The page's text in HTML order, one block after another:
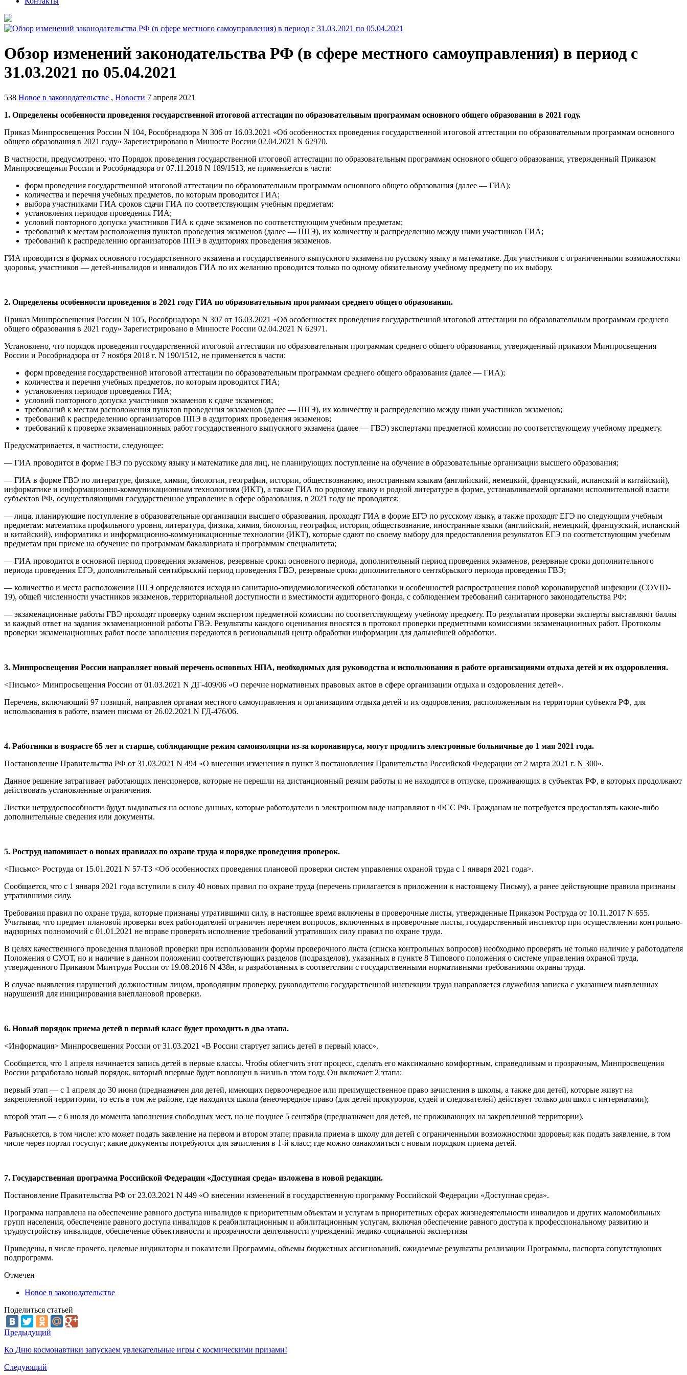
Обзор изменений законодательства РФ (в сфере местного самоуправления) в период с
31.03.2021 по 05.04.2021
538 Новое в законодательстве , Новости 7 апреля 2021
1. Определены особенности проведения государственной итоговой аттестации по образовательным программам основного общего образования в 2021 году.
Приказ Минпросвещения России N 104, Рособрнадзора N 306 от 16.03.2021 «Об особенностях проведения государственной итоговой аттестации по образовательным программам основного
общего образования в 2021 году» Зарегистрировано в Минюсте России 02.04.2021 N 62970.
В частности, предусмотрено, что Порядок проведения государственной итоговой аттестации по образовательным программам основного общего образования, утвержденный Приказом
Минпросвещения России и Рособрнадзора от 07.11.2018 N 189/1513, не применяется в части:
форм проведения государственной итоговой аттестации по образовательным программам основного общего образования (далее — ГИА);
количества и перечня учебных предметов, по которым проводится ГИА;
выбора участниками ГИА сроков сдачи ГИА по соответствующим учебным предметам;
установления периодов проведения ГИА;
условий повторного допуска участников ГИА к сдаче экзаменов по соответствующим учебным предметам;
требований к местам расположения пунктов проведения экзаменов (далее — ППЭ), их количеству и распределению между ними участников ГИА;
требований к распределению организаторов ППЭ в аудиториях проведения экзаменов.
ГИА проводится в формах основного государственного экзамена и государственного выпускного экзамена по русскому языку и математике. Для участников с ограниченными возможностями
здоровья, участников — детей-инвалидов и инвалидов ГИА по их желанию проводится только по одному обязательному учебному предмету по их выбору.
2. Определены особенности проведения в 2021 году ГИА по образовательным программам среднего общего образования.
Приказ Минпросвещения России N 105, Рособрнадзора N 307 от 16.03.2021 «Об особенностях проведения государственной итоговой аттестации по образовательным программам среднего
общего образования в 2021 году» Зарегистрировано в Минюсте России 02.04.2021 N 62971.
Установлено, что порядок проведения государственной итоговой аттестации по образовательным программам среднего общего образования, утвержденный приказом Минпросвещения
России и Рособрнадзора от 7 ноября 2018 г. N 190/1512, не применяется в части:
форм проведения государственной итоговой аттестации по образовательным программам среднего общего образования (далее — ГИА);
количества и перечня учебных предметов, по которым проводится ГИА;
установления периодов проведения ГИА;
условий повторного допуска участников экзаменов к сдаче экзаменов;
требований к местам расположения пунктов проведения экзаменов (далее — ППЭ), их количеству и распределению между ними участников экзаменов;
требований к распределению организаторов ППЭ в аудиториях проведения экзаменов;
требований к проверке экзаменационных работ государственного выпускного экзамена (далее — ГВЭ) экспертами предметной комиссии по соответствующему учебному предмету.
Предусматривается, в частности, следующее:
— ГИА проводится в форме ГВЭ по русскому языку и математике для лиц, не планирующих поступление на обучение в образовательные организации высшего образования;
— ГИА в форме ГВЭ по литературе, физике, химии, биологии, географии, истории, обществознанию, иностранным языкам (английский, немецкий, французский, испанский и китайский),
информатике и информационно-коммуникационным технологиям (ИКТ), а также ГИА по родному языку и родной литературе в форме, устанавливаемой органами исполнительной власти
субъектов РФ, осуществляющими государственное управление в сфере образования, в 2021 году не проводятся;
— лица, планирующие поступление в образовательные организации высшего образования, проходят ГИА в форме ЕГЭ по русскому языку, а также проходят ЕГЭ по следующим учебным
предметам: математика профильного уровня, литература, физика, химия, биология, география, история, обществознание, иностранные языки (английский, немецкий, французский, испанский
и китайский), информатика и информационно-коммуникационные технологии (ИКТ), которые сдают по своему выбору для предоставления результатов ЕГЭ по соответствующим учебным
предметам при приеме на обучение по программам бакалавриата и программам специалитета;
— ГИА проводится в основной период проведения экзаменов, резервные сроки основного периода, дополнительный период проведения экзаменов, резервные сроки дополнительного
периода проведения ЕГЭ, дополнительный сентябрьский период проведения ГВЭ, резервные сроки дополнительного сентябрьского периода проведения ГВЭ;
— количество и места расположения ППЭ определяются исходя из санитарно-эпидемиологической обстановки и особенностей распространения новой коронавирусной инфекции (COVID-
19), общей численности участников экзаменов, территориальной доступности и вместимости аудиторного фонда, с соблюдением требований санитарного законодательства РФ;
— экзаменационные работы ГВЭ проходят проверку одним экспертом предметной комиссии по соответствующему учебному предмету. По результатам проверки эксперты выставляют баллы
за каждый ответ на задания экзаменационной работы ГВЭ. Результаты каждого оценивания вносятся в протокол проверки предметными комиссиями экзаменационных работ. Протоколы
проверки экзаменационных работ после заполнения передаются в региональный центр обработки информации для дальнейшей обработки.
3. Минпросвещения России направляет новый перечень основных НПА, необходимых для руководства и использования в работе организациями отдыха детей и их оздоровления.
<Письмо> Минпросвещения России от 01.03.2021 N ДГ-409/06 «О перечне нормативных правовых актов в сфере организации отдыха и оздоровления детей».
Перечень, включающий 97 позиций, направлен органам местного самоуправления и организациям отдыха детей и их оздоровления, расположенным на территории субъекта РФ, для
использования в работе, взамен письма от 26.02.2021 N ГД-476/06.
4. Работники в возрасте 65 лет и старше, соблюдающие режим самоизоляции из-за коронавируса, могут продлить электронные больничные до 1 мая 2021 года.
Постановление Правительства РФ от 31.03.2021 N 494 «О внесении изменения в пункт 3 постановления Правительства Российской Федерации от 2 марта 2021 г. N 300».
Данное решение затрагивает работающих пенсионеров, которые не перешли на дистанционный режим работы и не находятся в отпуске, проживающих в субъектах РФ, в которых продолжают
действовать установленные ограничения.
Листки нетрудоспособности будут выдаваться на основе данных, которые работодатели в электронном виде направляют в ФСС РФ. Гражданам не потребуется предоставлять какие-либо
дополнительные сведения или документы.
5. Роструд напоминает о новых правилах по охране труда и порядке проведения проверок.
<Письмо> Роструда от 15.01.2021 N 57-ТЗ <Об особенностях проведения плановой проверки систем управления охраной труда с 1 января 2021 года>.
Сообщается, что с 1 января 2021 года вступили в силу 40 новых правил по охране труда (перечень прилагается в приложении к настоящему Письму), а ранее действующие правила признаны
утратившими силу.
Требования правил по охране труда, которые признаны утратившими силу, в настоящее время включены в проверочные листы, утвержденные Приказом Роструда от 10.11.2017 N 655.
Учитывая, что предмет плановой проверки всех работодателей ограничен перечнем вопросов, включенных в проверочные листы, государственный инспектор при осуществлении контрольно-
надзорных полномочий с 01.01.2021 не вправе проверять исполнение требований утративших силу правил по охране труда.
В целях качественного проведения плановой проверки при использовании формы проверочного листа (списка контрольных вопросов) необходимо проверять не только наличие у работодателя
Положения о СУОТ, но и наличие в данном положении соответствующих разделов (подразделов), указанных в пункте 8 Типового положения о системе управления охраной труда,
утвержденного Приказом Минтруда России от 19.08.2016 N 438н, и разработанных в соответствии с государственными нормативными требованиями охраны труда.
В случае выявления нарушений должностным лицом, проводящим проверку, руководителю государственной инспекции труда направляется служебная записка с указанием выявленных
нарушений для инициирования внеплановой проверки.
6. Новый порядок приема детей в первый класс будет проходить в два этапа.
<Информация> Минпросвещения России от 31.03.2021 «В России стартует запись детей в первый класс».
Сообщается, что 1 апреля начинается запись детей в первые классы. Чтобы облегчить этот процесс, сделать его максимально комфортным, справедливым и прозрачным, Минпросвещения
России разработало новый порядок, который впервые будет воплощен в жизнь в этом году. Он включает 2 этапа:
первый этап — с 1 апреля до 30 июня (предназначен для детей, имеющих первоочередное или преимущественное право зачисления в школы, а также для детей, которые живут на
закрепленной территории, то есть в том же районе, где находится школа (внеочередное право (для детей прокуроров, судей и следователей) действует только для школ с интернатами);
второй этап — с 6 июля до момента заполнения свободных мест, но не позднее 5 сентября (предназначен для детей, не проживающих на закрепленной территории).
Разъясняется, в том числе: кто может подать заявление на первом и втором этапе; правила приема в школу для детей с ограниченными возможностями здоровья; как подать заявление, в том
числе через портал госуслуг; какие документы потребуются для зачисления в 1-й класс; где можно ознакомиться с новым порядком приема детей.
7. Государственная программа Российской Федерации «Доступная среда» изложена в новой редакции.
Постановление Правительства РФ от 23.03.2021 N 449 «О внесении изменений в государственную программу Российской Федерации «Доступная среда».
Программа направлена на обеспечение равного доступа инвалидов к приоритетным объектам и услугам в приоритетных сферах жизнедеятельности инвалидов и других маломобильных
групп населения, обеспечение равного доступа инвалидов к реабилитационным и абилитационным услугам, включая обеспечение равного доступа к профессиональному развитию и
трудоустройству инвалидов, обеспечение объективности и прозрачности деятельности учреждений медико-социальной экспертизы
Приведены, в числе прочего, целевые индикаторы и показатели Программы, объемы бюджетных ассигнований, ожидаемые результаты реализации Программы, паспорта сопутствующих
подпрограмм.
Отмечен
Новое в законодательстве
Поделиться статьей
Предыдущий
Ко Дню космонавтики запускаем увлекательные игры с космическими призами!
Следующий